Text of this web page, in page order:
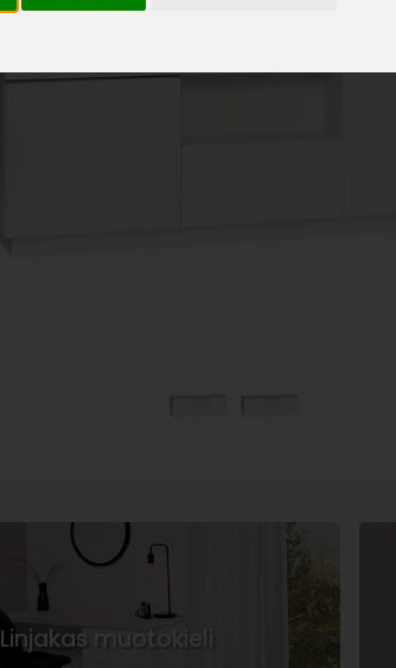
Linjakas muotokieli